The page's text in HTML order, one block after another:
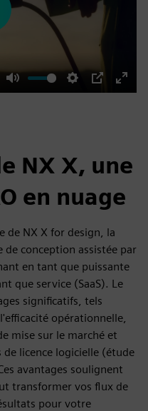
Mute Settings
PIP
Enter
NX X, une
en nuage
de NX X for design, la
conception assistée par
en tant que puissante
que service (SaaS). Le
significatifs, tels
opérationnelle,
mise sur le marché et
licence logicielle (étude
avantages soulignent
transformer vos flux de
pour votre